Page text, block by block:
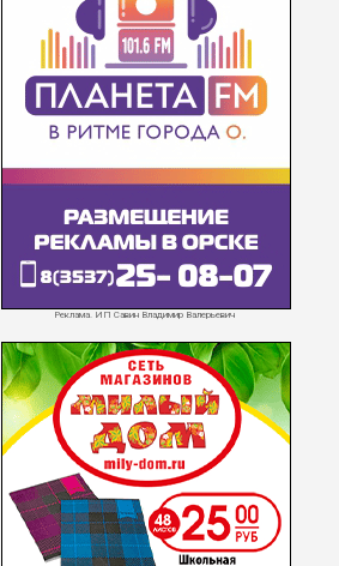
Реклама. ИП Савин Владимир Валерьевич